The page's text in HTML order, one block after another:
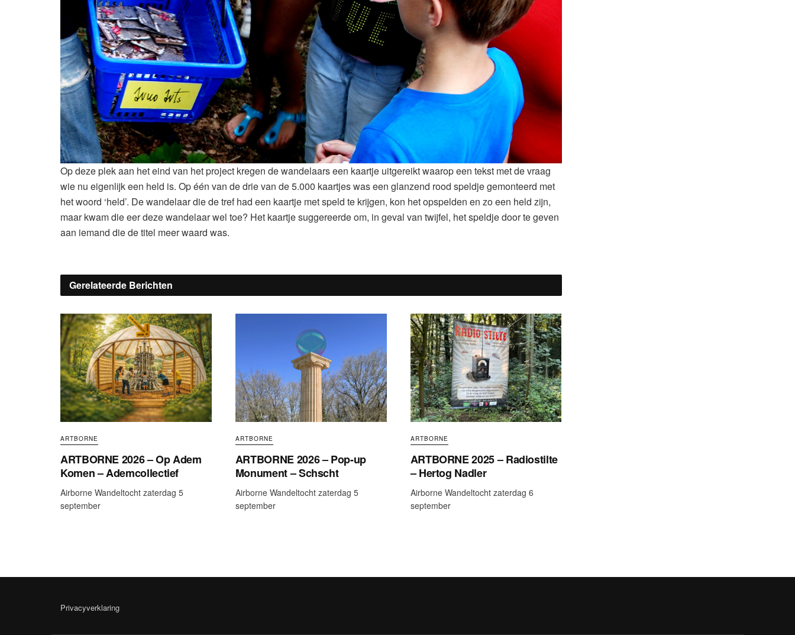
Op deze plek aan het eind van het project kregen de wandelaars een kaartje uitgereikt waarop een tekst met de vraag
wie nu eigenlijk een held is. Op één van de drie van de 5.000 kaartjes was een glanzend rood speldje gemonteerd met
het woord ‘held’. De wandelaar die de tref had een kaartje met speld te krijgen, kon het opspelden en zo een held zijn,
maar kwam die eer deze wandelaar wel toe? Het kaartje suggereerde om, in geval van twijfel, het speldje door te geven
aan iemand die de titel meer waard was.
Gerelateerde Berichten
ARTBORNE
ARTBORNE 2026 – Op Adem
Komen – Ademcollectief
Airborne Wandeltocht zaterdag 5
september
ARTBORNE
ARTBORNE 2026 – Pop-up
Monument – Schscht
Airborne Wandeltocht zaterdag 5
september
ARTBORNE
ARTBORNE 2025 – Radiostilte
– Hertog Nadler
Airborne Wandeltocht zaterdag 6
september
Privacyverklaring